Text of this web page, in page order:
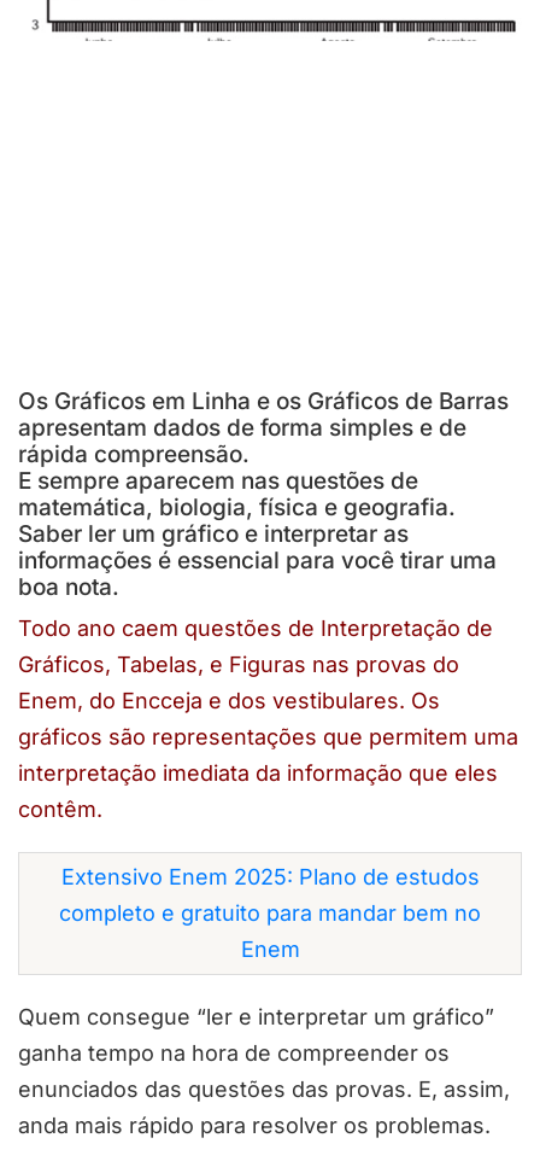
Os Gráficos em Linha e os Gráficos de Barras
apresentam dados de forma simples e de
rápida compreensão.
E sempre aparecem nas questões de
matemática, biologia, física e geografia.
Saber ler um gráfico e interpretar as
informações é essencial para você tirar uma
boa nota.
Todo ano caem questões de Interpretação de
Gráficos, Tabelas, e Figuras nas provas do
Enem, do Encceja e dos vestibulares. Os
gráficos são representações que permitem uma
interpretação imediata da informação que eles
contêm.
Extensivo Enem 2025: Plano de estudos
completo e gratuito para mandar bem no
Enem
Quem consegue “ler e interpretar um gráfico”
ganha tempo na hora de compreender os
enunciados das questões das provas. E, assim,
anda mais rápido para resolver os problemas.